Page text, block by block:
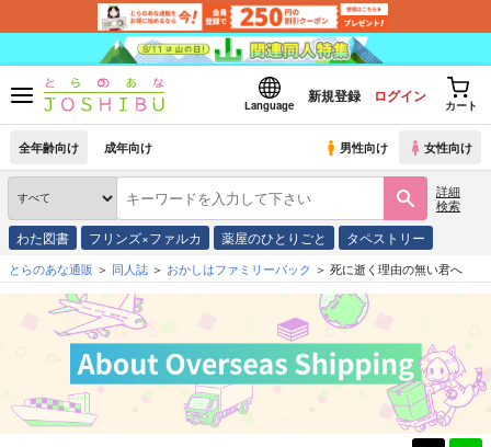
Language
新規登録 ログイン
カート
全年齢向け 成年向け 男性向け 女性向け
詳細
検索
わた図書 フリンズ×ファルカ 薬屋のひとりごと タペストリー
とらのあな通販 同人誌 おかしはファミリーパック 死に逝く理由の無い君へ